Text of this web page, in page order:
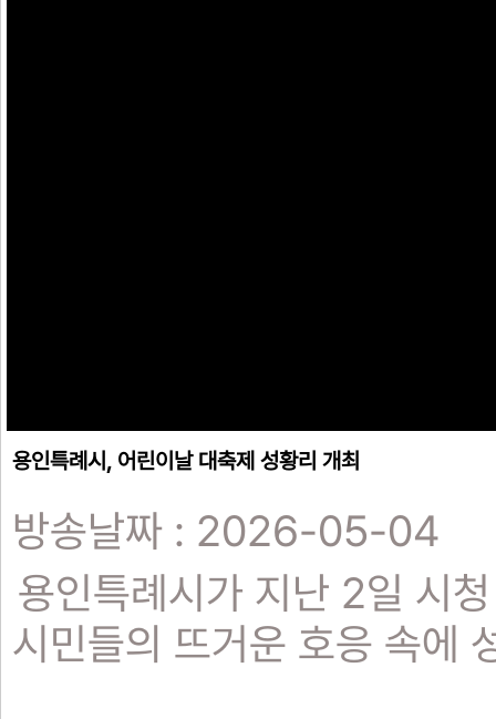
용인특례시, 어린이날 대축제 성황리 개최
방송날짜 : 2026-05-04
용인특례시가 지난 2일 시
시민들의 뜨거운 호응 속에